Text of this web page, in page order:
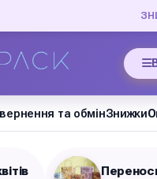
та обмінЗнижки